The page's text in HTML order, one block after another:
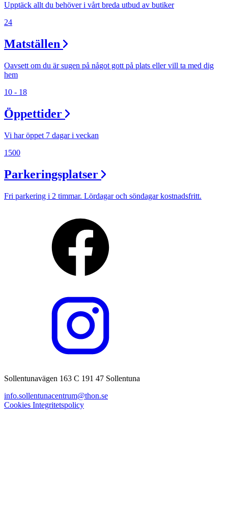
Upptäck allt du behöver i vårt breda utbud av butiker
24
Matställen
Oavsett om du är sugen på något gott på plats eller vill ta med dig
hem
10 - 18
Öppettider
Vi har öppet 7 dagar i veckan
1500
Parkeringsplatser
Fri parkering i 2 timmar. Lördagar och söndagar kostnadsfritt.
Sollentunavägen 163 C 191 47 Sollentuna
info.sollentunacentrum@thon.se
Cookies Integritetspolicy